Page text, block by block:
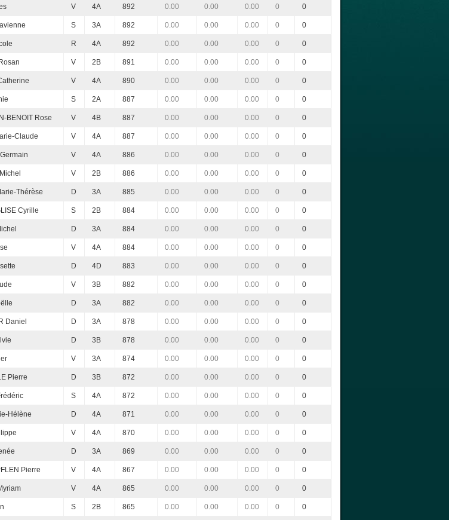
V 4A 892 0.00 0.00 0.00 0 0
S 3A 892 0.00 0.00 0.00 0 0
R 4A 892 0.00 0.00 0.00 0 0
V 2B 891 0.00 0.00 0.00 0 0
V 4A 890 0.00 0.00 0.00 0 0
S 2A 887 0.00 0.00 0.00 0 0
BENOIT Rose V 4B 887 0.00 0.00 0.00 0 0
Claude V 4A 887 0.00 0.00 0.00 0 0
V 4A 886 0.00 0.00 0.00 0 0
V 2B 886 0.00 0.00 0.00 0 0
Thérèse D 3A 885 0.00 0.00 0.00 0 0
Cyrille S 2B 884 0.00 0.00 0.00 0 0
D 3A 884 0.00 0.00 0.00 0 0
V 4A 884 0.00 0.00 0.00 0 0
D 4D 883 0.00 0.00 0.00 0 0
V 3B 882 0.00 0.00 0.00 0 0
D 3A 882 0.00 0.00 0.00 0 0
Daniel D 3A 878 0.00 0.00 0.00 0 0
D 3B 878 0.00 0.00 0.00 0 0
V 3A 874 0.00 0.00 0.00 0 0
Pierre D 3B 872 0.00 0.00 0.00 0 0
S 4A 872 0.00 0.00 0.00 0 0
Hélène D 4A 871 0.00 0.00 0.00 0 0
V 4A 870 0.00 0.00 0.00 0 0
D 3A 869 0.00 0.00 0.00 0 0
Pierre V 4A 867 0.00 0.00 0.00 0 0
V 4A 865 0.00 0.00 0.00 0 0
S 2B 865 0.00 0.00 0.00 0 0